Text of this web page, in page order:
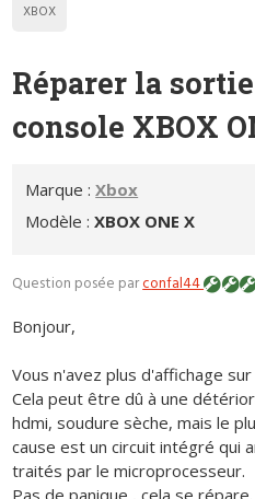
XBOX
Réparer la
console XBOX
Marque :Xbox
Modèle :XBOX ONE X
Question posée parconfal44
Bonjour,
Vous n'avez plus d'affichage
Cela peut être dû à une
hdmi, soudure sèche, mais le
cause est un circuit intégré qui
traités par le microprocesseur.